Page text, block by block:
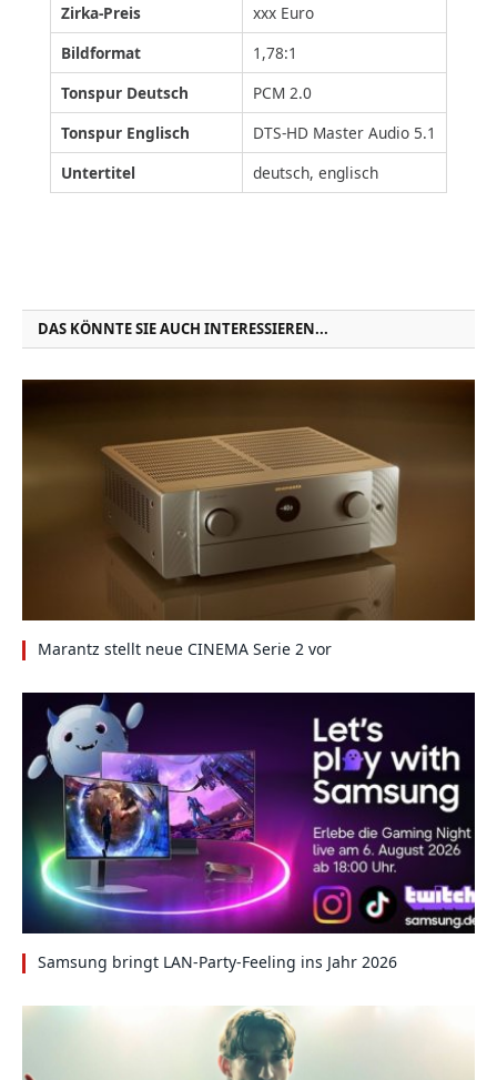
Zirka-Preis
xxx Euro
Bildformat
1,78:1
Tonspur Deutsch
PCM 2.0
Tonspur Englisch
DTS-HD Master Audio 5.1
Untertitel
deutsch, englisch
DAS KÖNNTE SIE AUCH INTERESSIEREN...
Marantz stellt neue CINEMA Serie 2 vor
Samsung bringt LAN-Party-Feeling ins Jahr 2026